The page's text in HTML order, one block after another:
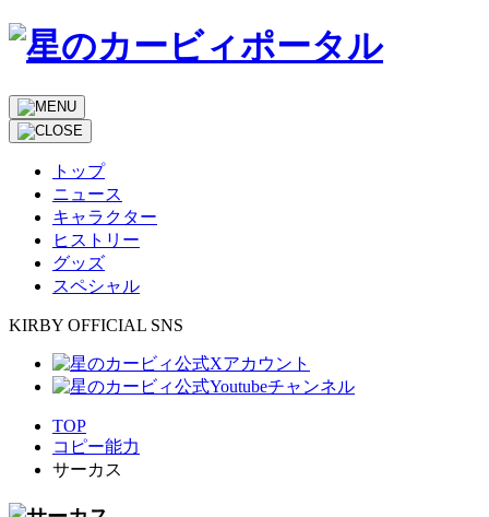
トップ
ニュース
キャラクター
ヒストリー
グッズ
スペシャル
KIRBY OFFICIAL SNS
TOP
コピー能力
サーカス